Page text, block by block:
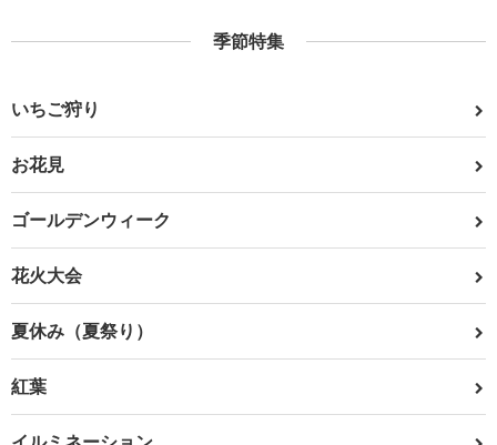
季節特集
いちご狩り
お花見
ゴールデンウィーク
花火大会
夏休み（夏祭り）
紅葉